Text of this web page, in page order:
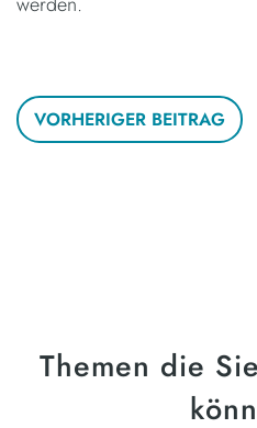
VORHERIGER BEITRAG
Themen die